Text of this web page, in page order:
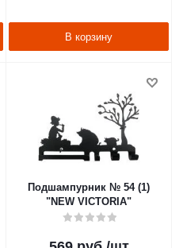
В корзину
Подшампурник № 54 (1)
"NEW VICTORIA"